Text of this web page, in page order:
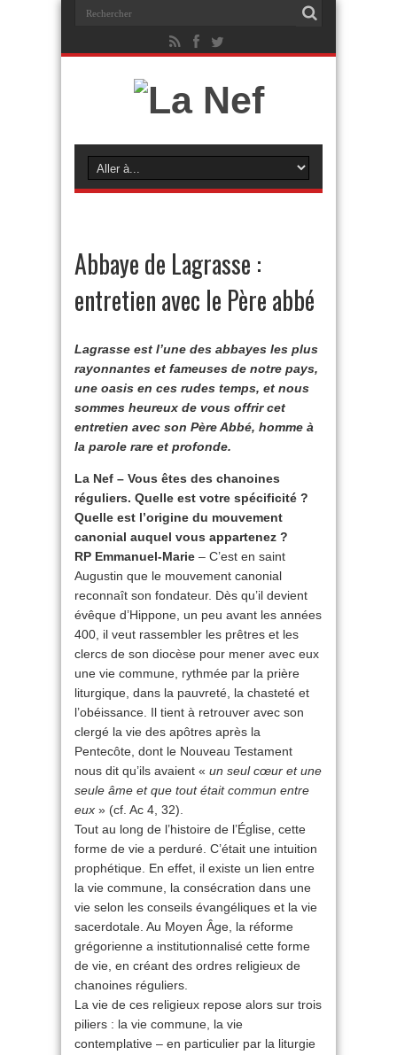
Abbaye de Lagrasse :
entretien avec le Père abbé
Lagrasse est l’une des abbayes les plus
rayonnantes et fameuses de notre pays,
une oasis en ces rudes temps, et nous
sommes heureux de vous offrir cet
entretien avec son Père Abbé, homme à
la parole rare et profonde.
La Nef – Vous êtes des chanoines
réguliers. Quelle est votre spécificité ?
Quelle est l’origine du mouvement
canonial auquel vous appartenez ?
RP Emmanuel-Marie – C’est en saint
Augustin que le mouvement canonial
reconnaît son fondateur. Dès qu’il devient
évêque d’Hippone, un peu avant les années
400, il veut rassembler les prêtres et les
clercs de son diocèse pour mener avec eux
une vie commune, rythmée par la prière
liturgique, dans la pauvreté, la chasteté et
l’obéissance. Il tient à retrouver avec son
clergé la vie des apôtres après la
Pentecôte, dont le Nouveau Testament
nous dit qu’ils avaient « un seul cœur et une
seule âme et que tout était commun entre
eux » (cf. Ac 4, 32).
Tout au long de l’histoire de l’Église, cette
forme de vie a perduré. C’était une intuition
prophétique. En effet, il existe un lien entre
la vie commune, la consécration dans une
vie selon les conseils évangéliques et la vie
sacerdotale. Au Moyen Âge, la réforme
grégorienne a institutionnalisé cette forme
de vie, en créant des ordres religieux de
chanoines réguliers.
La vie de ces religieux repose alors sur trois
piliers : la vie commune, la vie
contemplative – en particulier par la liturgie